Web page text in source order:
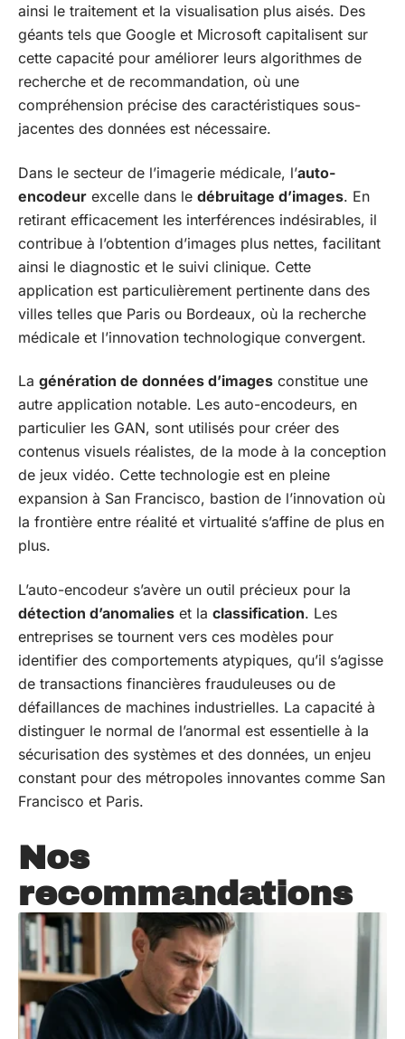
ainsi le traitement et la visualisation plus aisés. Des
géants tels que Google et Microsoft capitalisent sur
cette capacité pour améliorer leurs algorithmes de
recherche et de recommandation, où une
compréhension précise des caractéristiques sous-
jacentes des données est nécessaire.
Dans le secteur de l’imagerie médicale, l’auto-
encodeur excelle dans le débruitage d’images. En
retirant efficacement les interférences indésirables, il
contribue à l’obtention d’images plus nettes, facilitant
ainsi le diagnostic et le suivi clinique. Cette
application est particulièrement pertinente dans des
villes telles que Paris ou Bordeaux, où la recherche
médicale et l’innovation technologique convergent.
La génération de données d’images constitue une
autre application notable. Les auto-encodeurs, en
particulier les GAN, sont utilisés pour créer des
contenus visuels réalistes, de la mode à la conception
de jeux vidéo. Cette technologie est en pleine
expansion à San Francisco, bastion de l’innovation où
la frontière entre réalité et virtualité s’affine de plus en
plus.
L’auto-encodeur s’avère un outil précieux pour la
détection d’anomalies et la classification. Les
entreprises se tournent vers ces modèles pour
identifier des comportements atypiques, qu’il s’agisse
de transactions financières frauduleuses ou de
défaillances de machines industrielles. La capacité à
distinguer le normal de l’anormal est essentielle à la
sécurisation des systèmes et des données, un enjeu
constant pour des métropoles innovantes comme San
Francisco et Paris.
Nos
recommandations